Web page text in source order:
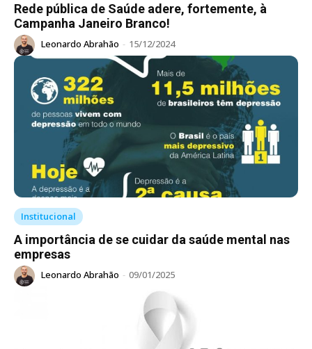
Rede pública de Saúde adere, fortemente, à
Campanha Janeiro Branco!
Leonardo Abrahão - 15/12/2024
Institucional
A importância de se cuidar da saúde mental nas
empresas
Leonardo Abrahão - 09/01/2025